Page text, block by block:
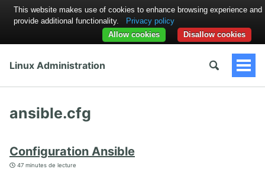
Linux Administration
ansible.cfg
Configuration Ansible
47 minutes de lecture
This website makes use of cookies to enhance browsing experience and
provide additional functionality.
Privacy policy
Disallow cookies
Allow cookies